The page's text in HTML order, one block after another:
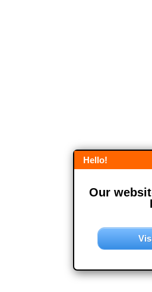
Hello!
Our